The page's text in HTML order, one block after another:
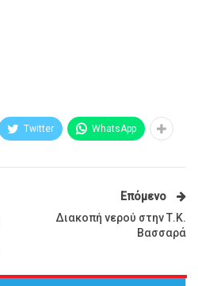
Twitter WhatsApp
Επόμενο
Διακοπή νερού στην Τ.Κ.
Βασσαρά